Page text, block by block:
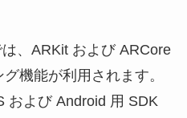
、ARKit および ARCore
機能が利用されます。
および Android 用 SDK